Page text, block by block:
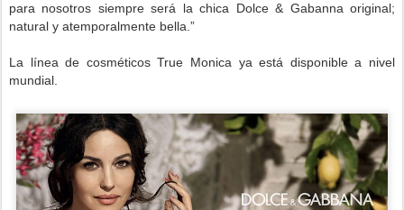
para nosotros siempre será la chica Dolce & Gabanna original;
natural y atemporalmente bella.”
La línea de cosméticos True Monica ya está disponible a nivel
mundial.